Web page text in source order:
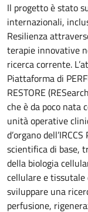
Il progetto è stato
internazionali,
Resilienza
terapie innovative
ricerca corrente.
Piattaforma di
RESTORE
che è da poco nata
unità operative
d’organo
scientifica di base,
della biologia
cellulare e tissutale
sviluppare una
perfusione,